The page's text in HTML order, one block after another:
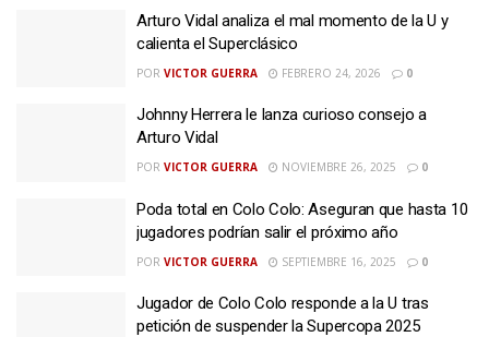
Arturo Vidal analiza el mal momento de la U y
calienta el Superclásico
POR VICTOR GUERRA FEBRERO 24, 2026 0
Johnny Herrera le lanza curioso consejo a
Arturo Vidal
POR VICTOR GUERRA NOVIEMBRE 26, 2025 0
Poda total en Colo Colo: Aseguran que hasta 10
jugadores podrían salir el próximo año
POR VICTOR GUERRA SEPTIEMBRE 16, 2025 0
Jugador de Colo Colo responde a la U tras
petición de suspender la Supercopa 2025